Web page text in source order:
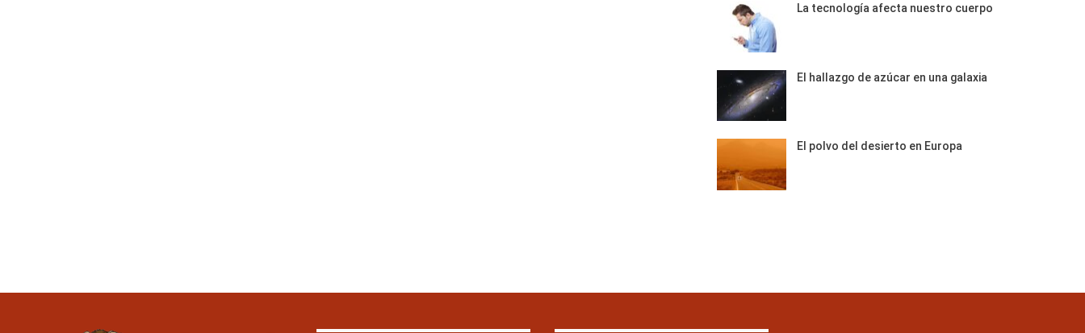
La tecnología afecta nuestro cuerpo
El hallazgo de azúcar en una galaxia
El polvo del desierto en Europa